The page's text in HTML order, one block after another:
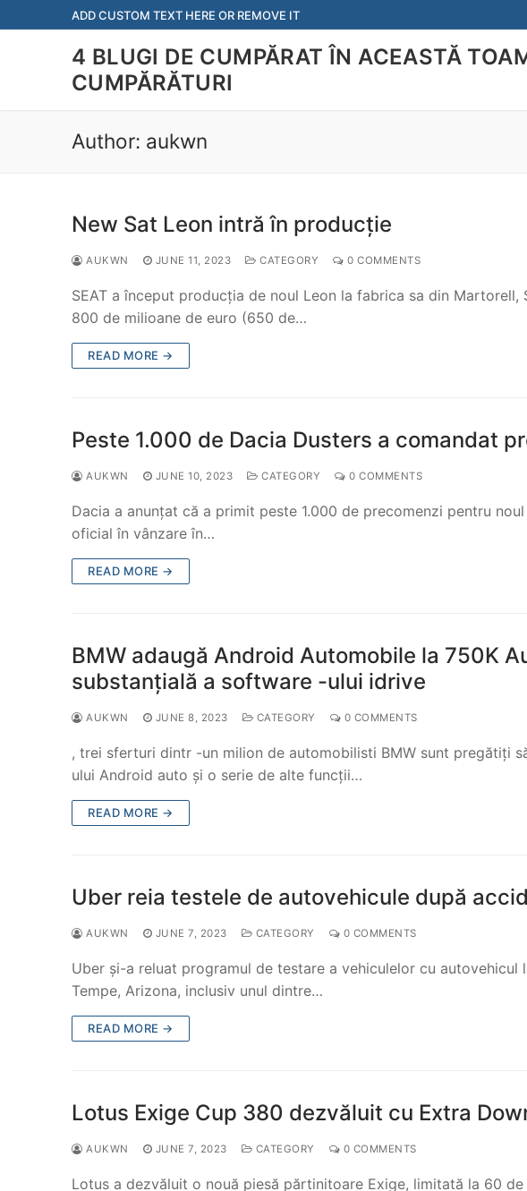
to
ADD CUSTOM TEXT HERE OR REMOVE IT
4 BLUGI DE CUMPĂRAT ÎN ACEASTĂ
CUMPĂRĂTURI
Author: aukwn
New Sat Leon intră în producție
AUKWN JUNE 11, 2023 CATEGORY 0 COMMENTS
SEAT a început producția de noul Leon la fabrica sa din
800 de milioane de euro (650 de…
READ MORE →
Peste 1.000 de Dacia Dusters a comandat
AUKWN JUNE 10, 2023 CATEGORY 0 COMMENTS
Dacia a anunțat că a primit peste 1.000 de precomenzi pentru
oficial în vânzare în…
READ MORE →
BMW adaugă Android Automobile la 750K
substanțială a software -ului idrive
AUKWN JUNE 8, 2023 CATEGORY 0 COMMENTS
, trei sferturi dintr -un milion de automobilisti BMW sunt pregătiți
ului Android auto și o serie de alte funcții…
READ MORE →
Uber reia testele de autovehicule după
AUKWN JUNE 7, 2023 CATEGORY 0 COMMENTS
Uber și-a reluat programul de testare a vehiculelor cu
Tempe, Arizona, inclusiv unul dintre…
READ MORE →
Lotus Exige Cup 380 dezvăluit cu Extra
AUKWN JUNE 7, 2023 CATEGORY 0 COMMENTS
Lotus a dezvăluit o nouă piesă părtinitoare Exige, limitată la 60